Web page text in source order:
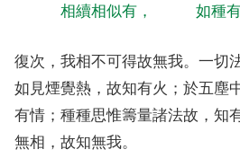
相續相似有 ， 如種
復次 ，我相不可得故無我。一切
如見煙覺熱 ，故知有火 ；於五塵
有情 ；種種思惟籌量諸法故 ，知
無相 ，故知無我。